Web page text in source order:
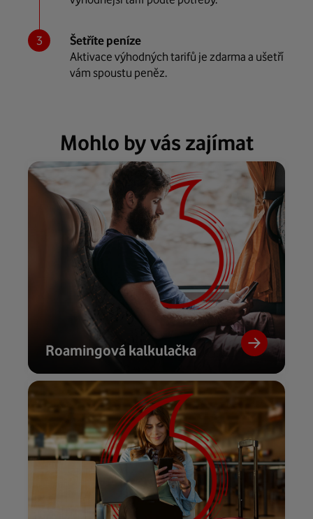
Šetříte peníze
Aktivace výhodných tarifů je zdarma a ušetří
vám spoustu peněz.
Mohlo by vás zajímat
Roamingová kalkulačka